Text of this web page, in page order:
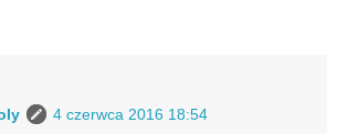
4 czerwca 2016 18:54